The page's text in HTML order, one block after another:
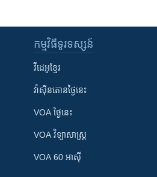
កម្មវិធី​ទូរទស្សន៍
វីដេអូ​ខ្មែរ
វ៉ាស៊ីនតោន​ថ្ងៃ​នេះ
VOA ថ្ងៃនេះ
VOA ​វិទ្យាសាស្ត្រ
VOA 60 អាស៊ី